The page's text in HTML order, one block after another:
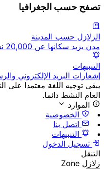
تصفح حسب الجغرافيا
الزلازل حسب المدينة
مدن يزيد سكانها عن 20,000 نسمة مع إحصاءات الزلازل القريبة.
التنبيهات
إشعارات البريد الإلكتروني
يبقى توجيه اللغة معتمدا على
العام النشط دائما.
الموارد
الخصوصية
اتصل بنا
التنبيهات
تسجيل الدخول
التنقل
زلازل Zone